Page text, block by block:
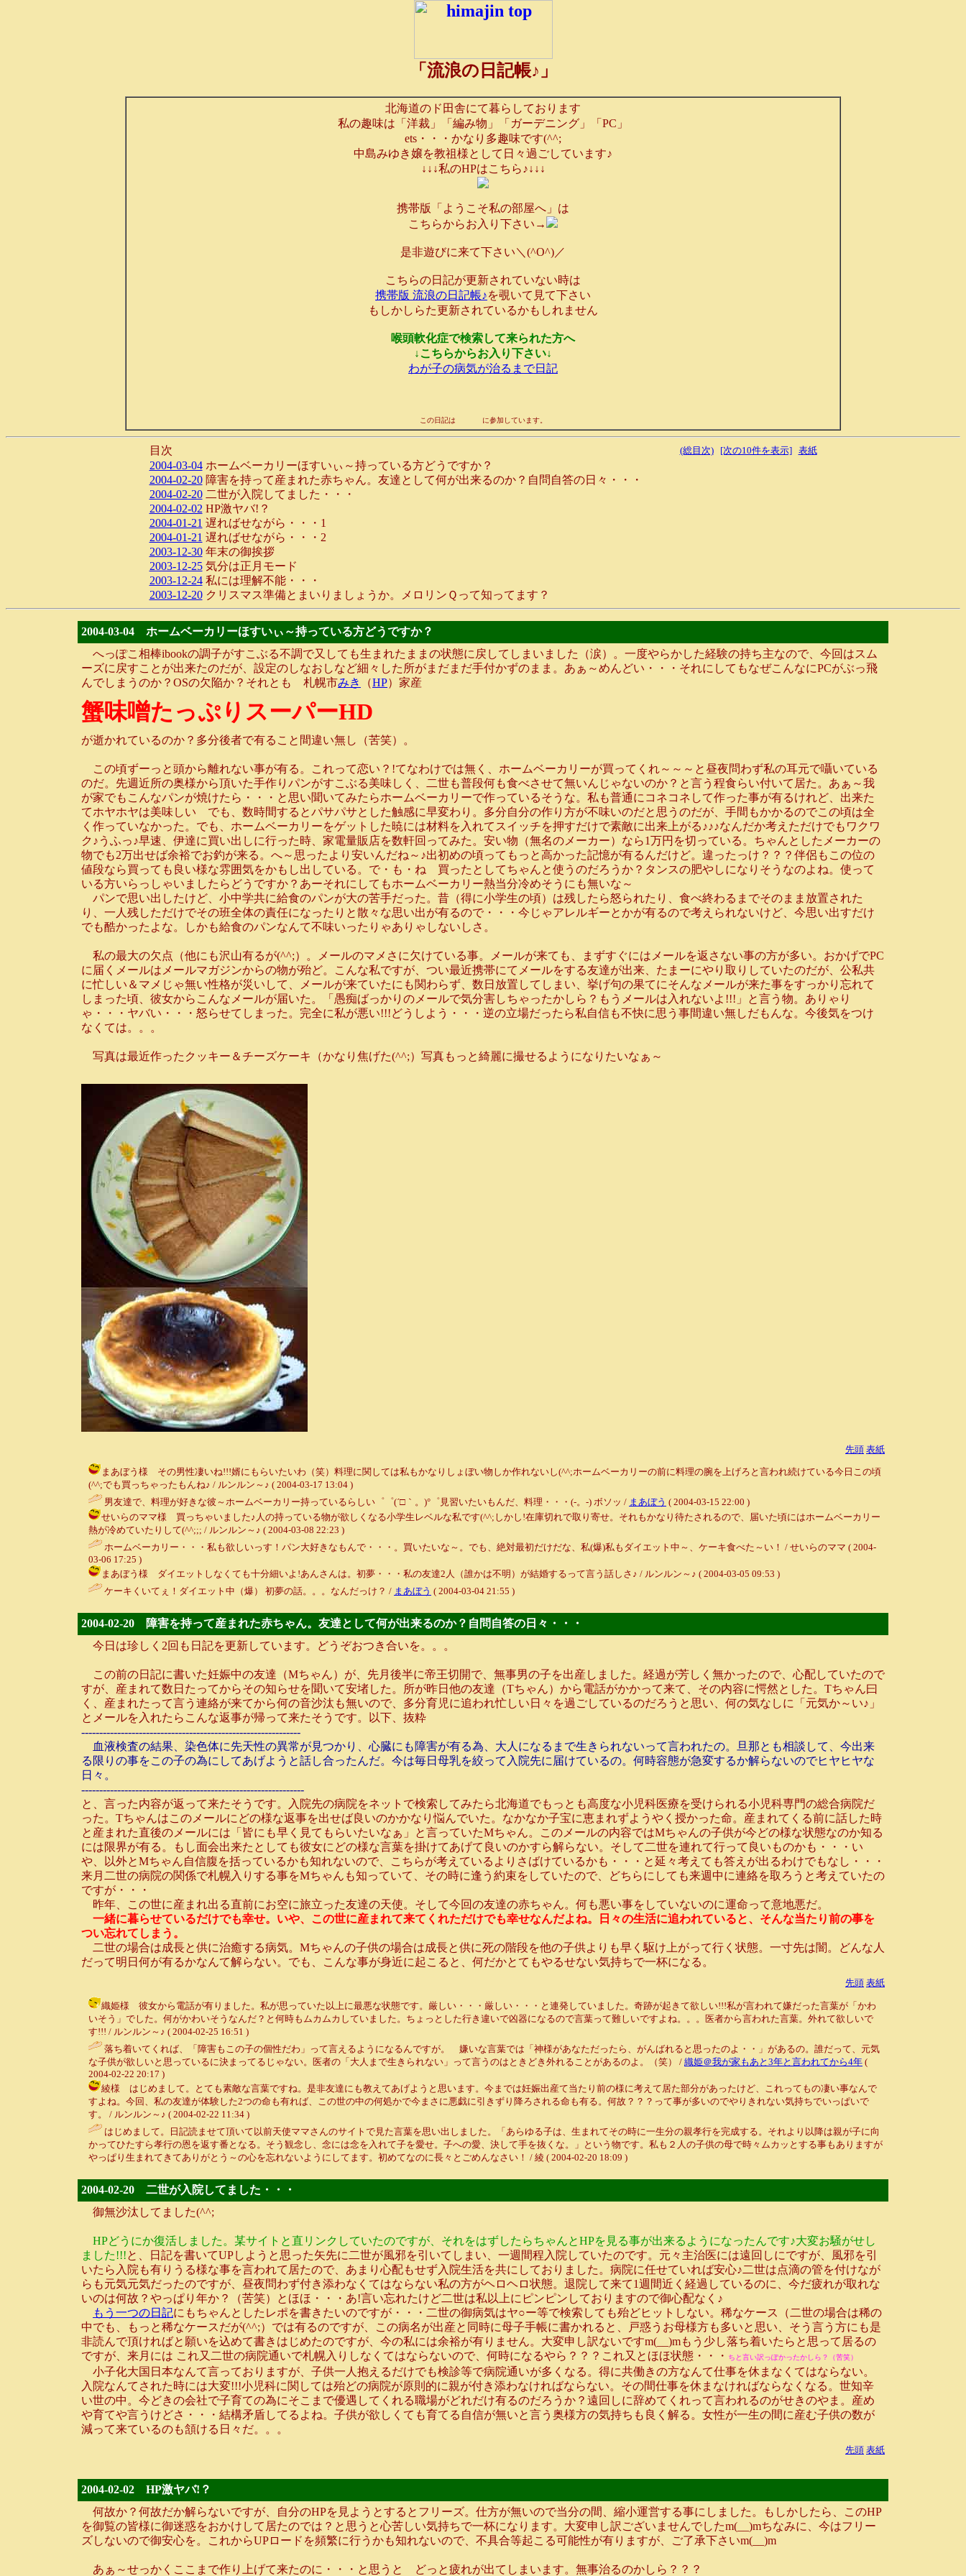
「流浪の日記帳♪」
北海道のド田舎にて暮らしております
私の趣味は「洋裁」「編み物」「ガーデニング」「PC」
ets・・・かなり多趣味です(^^;
中島みゆき嬢を教祖様として日々過ごしています♪
↓↓↓私のHPはこちら♪↓↓↓
携帯版「ようこそ私の部屋へ」は
こちらからお入り下さい→
是非遊びに来て下さい＼(^O^)／
こちらの日記が更新されていない時は
携帯版 流浪の日記帳♪を覗いて見て下さい
もしかしらた更新されているかもしれません
喉頭軟化症で検索して来られた方へ
↓こちらからお入り下さい↓
わが子の病気が治るまで日記
この日記は に参加しています。
目次 (総目次) [次の10件を表示] 表紙
2004-03-04ホームベーカリーほすいぃ～持っている方どうですか？
2004-02-20障害を持って産まれた赤ちゃん。友達として何が出来るのか？自問自答の日々・・・
2004-02-20二世が入院してました・・・
2004-02-02 HP激ヤバ!？
2004-01-21 遅ればせながら・・・1
2004-01-21 遅ればせながら・・・2
2003-12-30年末の御挨拶
2003-12-25気分は正月モード
2003-12-24私には理解不能・・・
2003-12-20クリスマス準備とまいりましょうか。メロリンＱって知ってます？
2004-03-04 ホームベーカリーほすいぃ～持っている方どうですか？
へっぽこ相棒ibookの調子がすこぶる不調で又しても生まれたままの状態に戻してしまいました（涙）。一度やらかした経験の持ち主なので、今回はスム
ーズに戻すことが出来たのだが、設定のしなおしなど細々した所がまだまだ手付かずのまま。あぁ～めんどい・・・それにしてもなぜこんなにPCがぶっ飛
んでしまうのか？OSの欠陥か？それとも 札幌市みき （HP）家産
蟹味噌たっぷりスーパーHD
が逝かれているのか？多分後者で有ること間違い無し（苦笑）。
この頃ずーっと頭から離れない事が有る。これって恋い？!てなわけでは無く、ホームベーカリーが買ってくれ～～～と昼夜問わず私の耳元で囁いている
のだ。先週近所の奥様から頂いた手作りパンがすこぶる美味しく、二世も普段何も食べさせて無いんじゃないのか？と言う程食らい付いて居た。あぁ～我
が家でもこんなパンが焼けたら・・・と思い聞いてみたらホームベーカリーで作っているそうな。私も普通にコネコネして作った事が有るけれど、出来た
てホヤホヤは美味しい でも、数時間するとパサパサとした触感に早変わり。多分自分の作り方が不味いのだと思うのだが、手間もかかるのでこの頃は全
く作っていなかった。でも、ホームベーカリーをゲットした暁には材料を入れてスイッチを押すだけで素敵に出来上がる♪♪♪なんだか考えただけでもワクワ
ク♪うふっ♪早速、伊達に買い出しに行った時、家電量販店を数軒回ってみた。安い物（無名のメーカー）なら1万円を切っている。ちゃんとしたメーカーの
物でも2万出せば余裕でお釣が来る。へ～思ったより安いんだね～♪出初めの頃ってもっと高かった記憶が有るんだけど。違ったっけ？？？伴侶もこの位の
値段なら買っても良い様な雰囲気をかもし出している。で・も・ね 買ったとしてちゃんと使うのだろうか？タンスの肥やしになりそうなのよね。使って
いる方いらっしゃいましたらどうですか？あーそれにしてもホームベーカリー熱当分冷めそうにも無いな～
パンで思い出したけど、小中学共に給食のパンが大の苦手だった。昔（得に小学生の頃）は残したら怒られたり、食べ終わるまでそのまま放置された
り、一人残しただけでその班全体の責任になったりと散々な思い出が有るので・・・今じゃアレルギーとかが有るので考えられないけど、今思い出すだけ
でも酷かったよな。しかも給食のパンなんて不味いったりゃありゃしないしさ。
私の最大の欠点（他にも沢山有るが(^^;）。メールのマメさに欠けている事。メールが来ても、まずすぐにはメールを返さない事の方が多い。おかげでPC
に届くメールはメールマガジンからの物が殆ど。こんな私ですが、つい最近携帯にてメールをする友達が出来、たまーにやり取りしていたのだが、公私共
に忙しい＆マメじゃ無い性格が災いして、メールが来ていたにも関わらず、数日放置してしまい、挙げ句の果てにそんなメールが来た事をすっかり忘れて
しまった頃、彼女からこんなメールが届いた。「愚痴ばっかりのメールで気分害しちゃったかしら？もうメールは入れないよ!!!」と言う物。ありゃり
ゃ・・・ヤバい・・・怒らせてしまった。完全に私が悪い!!!どうしよう・・・逆の立場だったら私自信も不快に思う事間違い無しだもんな。今後気をつけ
なくては。。。
写真は最近作ったクッキー＆チーズケーキ（かなり焦げた(^^;）写真もっと綺麗に撮せるようになりたいなぁ～
先頭 表紙
まあぼう様 その男性凄いね!!!婿にもらいたいわ（笑）料理に関しては私もかなりしょぼい物しか作れないし(^^;ホームベーカリーの前に料理の腕を上げろと言われ続けている今日この頃
(^^;でも買っちゃったもんね♪ / ルンルン～♪ ( 2004-03-17 13:04 )
男友達で、料理が好きな彼～ホームベーカリー持っているらしい゜゜(´□｀。)°゜見習いたいもんだ、料理・・・(-。-) ボソッ / まあぼう ( 2004-03-15 22:00 )
せいらのママ様 買っちゃいました♪人の持っている物が欲しくなる小学生レベルな私です(^^;しかし!在庫切れで取り寄せ。それもかなり待たされるので、届いた頃にはホームベーカリー
熱が冷めていたりして(^^;;; / ルンルン～♪ ( 2004-03-08 22:23 )
ホームベーカリー・・・私も欲しいっす！パン大好きなもんで・・・。買いたいな～。でも、絶対最初だけだな、私(爆)私もダイエット中～、ケーキ食べた～い！ / せいらのママ ( 2004-
03-06 17:25 )
まあぼう様 ダイエットしなくても十分細いよ!あんさんは。初夢・・・私の友達2人（誰かは不明）が結婚するって言う話しさ♪ / ルンルン～♪ ( 2004-03-05 09:53 )
ケーキくいてぇ！ダイエット中（爆） 初夢の話。。。なんだっけ？ / まあぼう ( 2004-03-04 21:55 )
2004-02-20 障害を持って産まれた赤ちゃん。友達として何が出来るのか？自問自答の日々・・・
今日は珍しく2回も日記を更新しています。どうぞおつき合いを。。。
この前の日記に書いた妊娠中の友達（Mちゃん）が、先月後半に帝王切開で、無事男の子を出産しました。経過が芳しく無かったので、心配していたので
すが、産まれて数日たってからその知らせを聞いて安堵した。所が昨日他の友達（Tちゃん）から電話がかかって来て、その内容に愕然とした。Tちゃん曰
く、産まれたって言う連絡が来てから何の音沙汰も無いので、多分育児に追われ忙しい日々を過ごしているのだろうと思い、何の気なしに「元気か～い♪」
とメールを入れたらこんな返事が帰って来たそうです。以下、抜粋
-------------------------------------------------------------
血液検査の結果、染色体に先天性の異常が見つかり、心臓にも障害が有る為、大人になるまで生きられないって言われたの。旦那とも相談して、今出来
る限りの事をこの子の為にしてあげようと話し合ったんだ。今は毎日母乳を絞って入院先に届けているの。何時容態が急変するか解らないのでヒヤヒヤな
日々。
--------------------------------------------------------------
と、言った内容が返って来たそうです。入院先の病院をネットで検索してみたら北海道でもっとも高度な小児科医療を受けられる小児科専門の総合病院だ
った。Tちゃんはこのメールにどの様な返事を出せば良いのかかなり悩んでいた。なかなか子宝に恵まれずようやく授かった命。産まれてくる前に話した時
と産まれた直後のメールには「皆にも早く見てもらいたいなぁ」と言っていたMちゃん。このメールの内容ではMちゃんの子供が今どの様な状態なのか知る
には限界が有る。もし面会出来たとしても彼女にどの様な言葉を掛けてあげて良いのかすら解らない。そして二世を連れて行って良いものかも・・・い
や、以外とMちゃん自信腹を括っているかも知れないので、こちらが考えているよりさばけているかも・・・と延々考えても答えが出るわけでもなし・・・
来月二世の病院の関係で札幌入りする事をMちゃんも知っていて、その時に逢う約束をしていたので、どちらにしても来週中に連絡を取ろうと考えていたの
ですが・・・
昨年、この世に産まれ出る直前にお空に旅立った友達の天使。そして今回の友達の赤ちゃん。何も悪い事をしていないのに運命って意地悪だ。
一緒に暮らせているだけでも幸せ。いや、この世に産まれて来てくれただけでも幸せなんだよね。日々の生活に追われていると、そんな当たり前の事を
つい忘れてしまう。
二世の場合は成長と供に治癒する病気。Mちゃんの子供の場合は成長と供に死の階段を他の子供よりも早く駆け上がって行く状態。一寸先は闇。どんな人
だって明日何が有るかなんて解らない。でも、こんな事が身近に起こると、何だかとてもやるせない気持ちで一杯になる。
先頭 表紙
織姫様 彼女から電話が有りました。私が思っていた以上に最悪な状態です。厳しい・・・厳しい・・・と連発していました。奇跡が起きて欲しい!!!私が言われて嫌だった言葉が「かわ
いそう」でした。何がかわいそうなんだ？と何時もムカムカしていました。ちょっとした行き違いで凶器になるので言葉って難しいですよね。。。医者から言われた言葉。外れて欲しいで
す!!! / ルンルン～♪ ( 2004-02-25 16:51 )
落ち着いてくれば、「障害もこの子の個性だわ」って言えるようになるんですが。 嫌いな言葉では「神様があなただったら、がんばれると思ったのよ・・」があるの。誰だって、元気
な子供が欲しいと思っているに決まってるじゃない。医者の「大人まで生きられない」って言うのはときどき外れることがあるのよ。（笑） / 織姫＠我が家もあと3年と言われてから4年 (
2004-02-22 20:17 )
綾様 はじめまして。とても素敵な言葉ですね。是非友達にも教えてあげようと思います。今までは妊娠出産て当たり前の様に考えて居た部分があったけど、これってもの凄い事なんで
すよね。今回、私の友達が体験した2つの命も有れば、この世の中の何処かで今まさに悪戯に引きずり降ろされる命も有る。何故？？？って事が多いのでやりきれない気持ちでいっぱいで
す。 / ルンルン～♪ ( 2004-02-22 11:34 )
はじめまして。日記読ませて頂いて以前天使ママさんのサイトで見た言葉を思い出しました。「あらゆる子は、生まれてその時に一生分の親孝行を完成する。それより以降は親が子に向
かってひたすら孝行の恩を返す番となる。そう観念し、念には念を入れて子を愛せ。子への愛、決して手を抜くな。」という物です。私も２人の子供の母で時々ムカッとする事もありますが
やっぱり生まれてきてありがとう～の心を忘れないようにしてます。初めてなのに長々とごめんなさい！ / 綾 ( 2004-02-20 18:09 )
2004-02-20 二世が入院してました・・・
御無沙汰してました(^^;
HPどうにか復活しました。某サイトと直リンクしていたのですが、それをはずしたらちゃんとHPを見る事が出来るようになったんです♪大変お騒がせし
ました!!!と、日記を書いてUPしようと思った矢先に二世が風邪を引いてしまい、一週間程入院していたのです。元々主治医には遠回しにですが、風邪を引
いたら入院も有りうる様な事を言われて居たので、あまり心配もせず入院生活を共にしておりました。病院に任せていれば安心♪二世は点滴の管を付けなが
らも元気元気だったのですが、昼夜問わず付き添わなくてはならない私の方がヘロヘロ状態。退院して来て1週間近く経過しているのに、今だ疲れが取れな
いのは何故？やっぱり年か？（苦笑）とほほ・・・あ!言い忘れたけど二世は私以上にピンピンしておりますので御心配なく♪
もう一つの日記にもちゃんとしたレポを書きたいのですが・・・二世の御病気はヤ○ー等で検索しても殆どヒットしない。稀なケース（二世の場合は稀の
中でも、もっと稀なケースだが(^^;）では有るのですが、この病名が出産と同時に母子手帳に書かれると、戸惑うお母様方も多いと思い、そう言う方にも是
非読んで頂ければと願いを込めて書きはじめたのですが、今の私には余裕が有りません。大変申し訳ないですm(__)mもう少し落ち着いたらと思って居るの
ですが、来月には これ又二世の病院通いで札幌入りしなくてはならないので、何時になるやら？？？これ又とほほ状態・・・
ちと言い訳っぽかったかしら？（苦笑）
小子化大国日本なんて言っておりますが、子供一人抱えるだけでも検診等で病院通いが多くなる。得に共働きの方なんて仕事を休まなくてはならない。
入院なんてされた時には大変!!!小児科に関しては殆どの病院が原則的に親が付き添わなければならない。その間仕事を休まなければならなくなる。世知辛
い世の中。今どきの会社で子育ての為にそこまで優遇してくれる職場がどれだけ有るのだろうか？遠回しに辞めてくれって言われるのがせきのやま。産め
や育てや言うけどさ・・・結構矛盾してるよね。子供が欲しくても育てる自信が無いと言う奥様方の気持ちも良く解る。女性が一生の間に産む子供の数が
減って来ているのも頷ける日々だ。。。
先頭 表紙
2004-02-02 HP激ヤバ!？
何故か？何故だか解らないですが、自分のHPを見ようとするとフリーズ。仕方が無いので当分の間、縮小運営する事にしました。もしかしたら、このHP
を御覧の皆様に御迷惑をおかけして居たのでは？と思うと心苦しい気持ちで一杯になります。大変申し訳ございませんでしたm(__)mちなみに、今はフリー
ズしないので御安心を。これからUPロードを頻繁に行うかも知れないので、不具合等起こる可能性が有りますが、ご了承下さいm(__)m
あぁ～せっかくここまで作り上げて来たのに・・・と思うと どっと疲れが出てしまいます。無事治るのかしら？？？